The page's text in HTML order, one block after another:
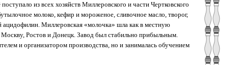
из всех хозяйств Миллеровского и части Чертковского
молоко, кефир и мороженое, сливочное масло, творог,
ацидофилин. Миллеровская «молочка» шла как в местную
Москву, Ростов и Донецк. Завод был стабильно прибыльным.
и организатором производства, но и занималась обучением